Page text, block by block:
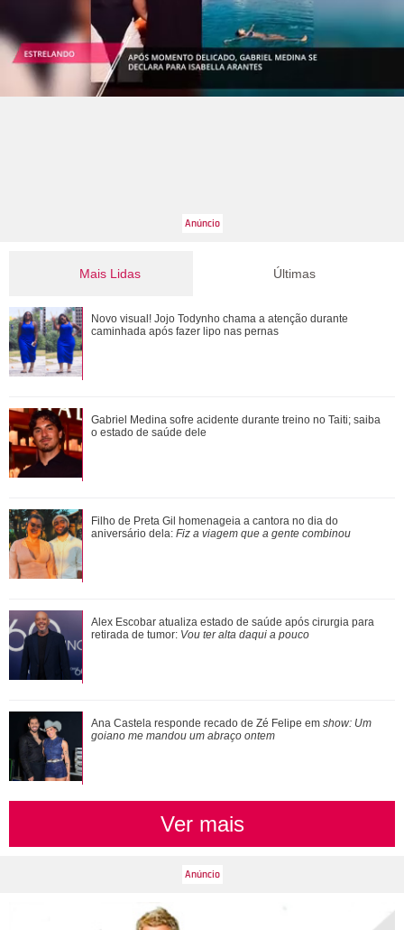
Mais Lidas
Novo visual! Jojo Todynho chama a atenção durante
caminhada após fazer lipo nas pernas
Com reaproximação, Príncipe Harry estaria na expectativa
de Rei Charles III marcar presen�...
Alex Escobar atualiza estado de saúde após cirurgia para
retirada de tumor: Vou ter alta da...
Mãe de Virginia Fonseca exibe tatuagem íntima em fotos de
biquíni
Loira, morena, platinada... Relembre alguns dos cabelos
que Ariana Grande já teve
Últimas
Novo visual! Jojo Todynho chama a atenção durante
caminhada após fazer lipo nas pernas
Gabriel Medina sofre acidente durante treino no Taiti; saiba
o estado de saúde dele
Filho de Preta Gil homenageia a cantora no dia do
aniversário dela: Fiz a viagem que a gente combinou
Alex Escobar atualiza estado de saúde após cirurgia para
retirada de tumor: Vou ter alta daqui a pouco
Ana Castela responde recado de Zé Felipe em show: Um
goiano me mandou um abraço ontem
Ver mais